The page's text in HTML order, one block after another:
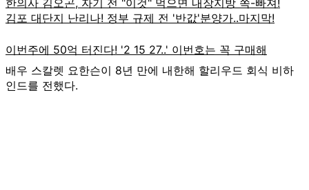
배우 스칼렛 요한슨이 8년 만에 내한해 할리우드 회식 비하
인드를 전했다.